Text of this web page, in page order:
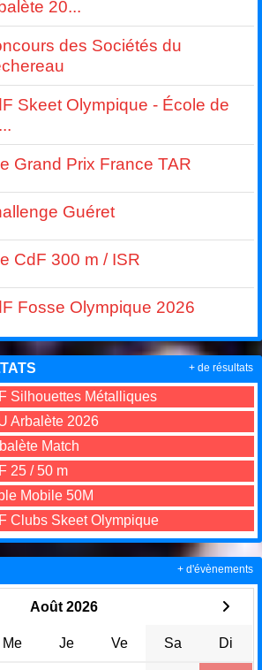
20...
des Sociétés du
Skeet Olympique - École de
Grand Prix France TAR
Guéret
CdF 300 m / ISR
Fosse Olympique 2026
Silhouettes Métalliques
Arbalète 2026
Match
25 / 50 m
Mobile 50M
Clubs Skeet Olympique
+ de résultats
Août 2026
Me Je Ve Sa Di
+ d'évènements